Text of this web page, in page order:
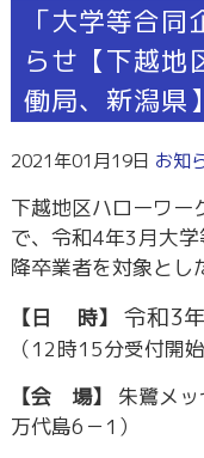
「大学等合
らせ【下越地
働局、新潟県】
2021年01月19日 お知
下越地区ハローワー
で、令和4年3月大
降卒業者を対象とし
【日 時】
令和3
（12時15分受付開始
【会 場】
朱鷺メ
万代島6－1）